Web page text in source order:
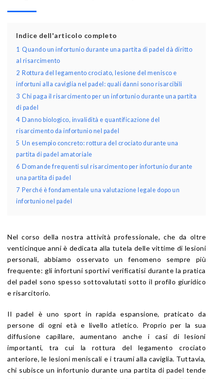
Indice dell'articolo completo
1 Quando un infortunio durante una partita di padel dà diritto
al risarcimento
2 Rottura del legamento crociato, lesione del menisco e
infortuni alla caviglia nel padel: quali danni sono risarcibili
3 Chi paga il risarcimento per un infortunio durante una partita
di padel
4 Danno biologico, invalidità e quantificazione del
risarcimento da infortunio nel padel
5 Un esempio concreto: rottura del crociato durante una
partita di padel amatoriale
6 Domande frequenti sul risarcimento per infortunio durante
una partita di padel
7 Perché è fondamentale una valutazione legale dopo un
infortunio nel padel
Nel corso della nostra attività professionale, che da oltre
venticinque anni è dedicata alla tutela delle vittime di lesioni
personali, abbiamo osservato un fenomeno sempre più
frequente: gli infortuni sportivi verificatisi durante la pratica
del padel sono spesso sottovalutati sotto il profilo giuridico
e risarcitorio.
Il padel è uno sport in rapida espansione, praticato da
persone di ogni età e livello atletico. Proprio per la sua
diffusione capillare, aumentano anche i casi di lesioni
importanti, tra cui la rottura del legamento crociato
anteriore, le lesioni meniscali e i traumi alla caviglia. Tuttavia,
chi subisce un infortunio durante una partita di padel tende